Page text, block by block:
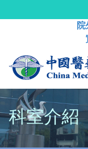
科室介紹